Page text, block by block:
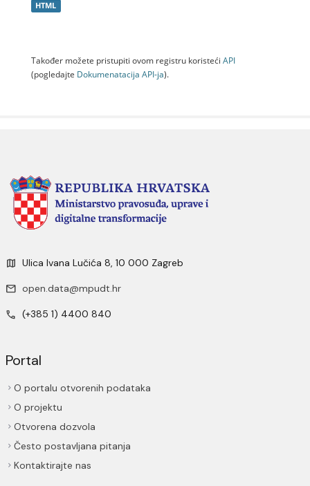
HTML
Također možete pristupiti ovom registru koristeći API
(pogledajte Dokumenаtаcijа API-jа).